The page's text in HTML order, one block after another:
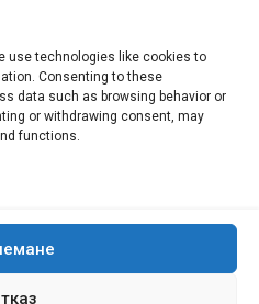
use technologies like cookies to
Consenting to these
data such as browsing behavior or
or withdrawing consent, may
functions.
В ЛОВЕЧ
Ловеч